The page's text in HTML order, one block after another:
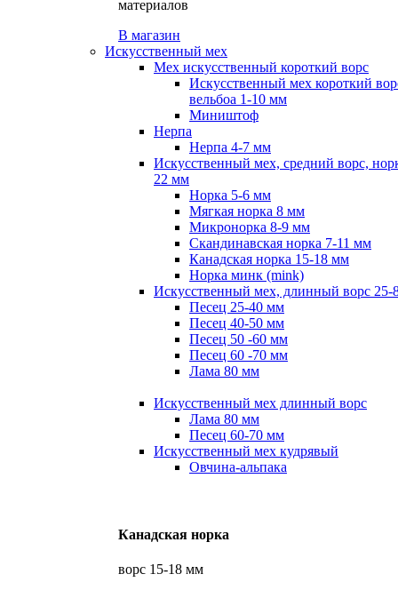
материалов
В магазин
Искусственный мех
Мех искусственный короткий ворс
Искусственный мех короткий
вельбоа 1-10 мм
Миништоф
Нерпа
Нерпа 4-7 мм
Искусственный мех, средний ворс,
22 мм
Норка 5-6 мм
Мягкая норка 8 мм
Микронорка 8-9 мм
Скандинавская норка 7-11 мм
Канадская норка 15-18 мм
Норка минк (mink)
Искусственный мех, длинный ворс 25-
Песец 25-40 мм
Песец 40-50 мм
Песец 50 -60 мм
Песец 60 -70 мм
Лама 80 мм
Искусственный мех длинный ворс
Лама 80 мм
Песец 60-70 мм
Искусственный мех кудрявый
Овчина-альпака
Канадская норка
ворс 15-18 мм